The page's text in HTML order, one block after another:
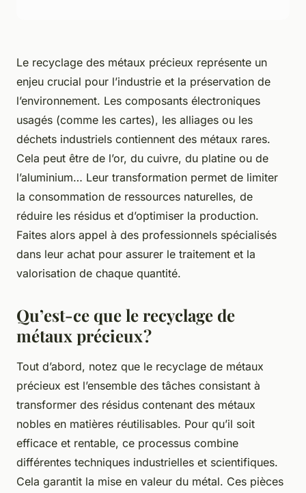
Le recyclage des métaux précieux représente un
enjeu crucial pour l’industrie et la préservation de
l’environnement. Les composants électroniques
usagés (comme les cartes), les alliages ou les
déchets industriels contiennent des métaux rares.
Cela peut être de l’or, du cuivre, du platine ou de
l’aluminium… Leur transformation permet de limiter
la consommation de ressources naturelles, de
réduire les résidus et d’optimiser la production.
Faites alors appel à des professionnels spécialisés
dans leur achat pour assurer le traitement et la
valorisation de chaque quantité.
Qu’est-ce que le recyclage de
métaux précieux ?
Tout d’abord, notez que le recyclage de métaux
précieux est l’ensemble des tâches consistant à
transformer des résidus contenant des métaux
nobles en matières réutilisables. Pour qu’il soit
efficace et rentable, ce processus combine
différentes techniques industrielles et scientifiques.
Cela garantit la mise en valeur du métal. Ces pièces